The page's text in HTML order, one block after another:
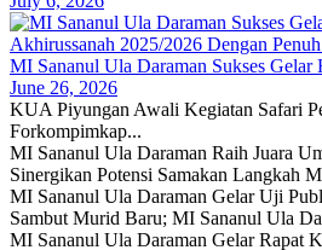
MI Sananul Ula Daraman Sukses Gelar
June 26, 2026
KUA Piyungan Awali Kegiatan Safari
Forkompimkap...
MI Sananul Ula Daraman Raih Juara
Sinergikan Potensi Samakan Langkah
MI Sananul Ula Daraman Gelar Uji
Sambut Murid Baru; MI Sananul Ula
MI Sananul Ula Daraman Gelar Rapat